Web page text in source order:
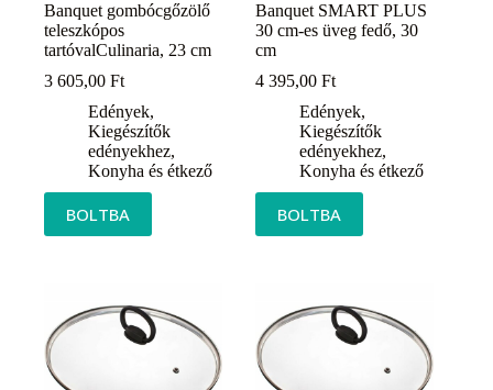
Banquet gombócgőzölő
teleszkópos
tartóvalCulinaria, 23 cm
3 605,00 Ft
Edények,
Kiegészítők
edényekhez,
Konyha és étkező
BOLTBA
Banquet SMART PLUS
30 cm-es üveg fedő, 30
cm
4 395,00Ft
Edények,
Kiegészítők
edényekhez,
Konyha és étkező
BOLTBA